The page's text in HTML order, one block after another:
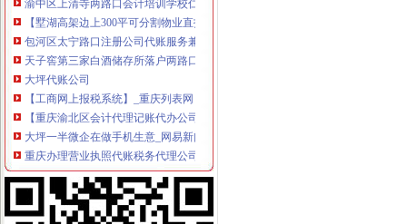
【墅湖高架边上300平可分割物业直招非中介可注册】-园区墅湖易
包河区太宁路口注册公司代账服务兼职企业年检审计找龙圣琴-会计/审
天子窖第三家白酒储存所落户两路口_网易财经
大坪代账公司
【工商网上报税系统】_重庆列表网
【重庆渝北区会计代理记账代办公司,价比选亿源财税】价
大坪一半微企在做手机生意_网易新闻
重庆办理营业执照代账税务代理公司注册可提供地址-直辖市重庆专利
重庆帅博工商_代办分公司注册_分公司注销_代理记账_重庆进出口许
渝贤财务_汇博人才网
【重庆一心财务咨询有限公司招聘_新招聘信息】-前程无忧官方招聘
专业代办公司注册、代理记账、专项审批等欢迎来电咨询_志趣网